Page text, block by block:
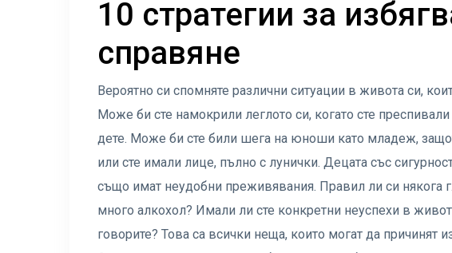
10 стратегии за
справяне
Вероятно си спомняте различни ситуации в живота си,
Може би сте намокрили леглото си, когато сте
дете. Може би сте били шега на юноши като младеж,
или сте имали лице, пълно с лунички. Децата със
също имат неудобни преживявания. Правил ли си някога
много алкохол? Имали ли сте конкретни неуспехи в
говорите? Това са всички неща, които могат да причинят